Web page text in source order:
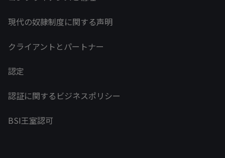
現代の奴隷制度に関する声明
クライアントとパートナー
認定
認証に関するビジネスポリシー
BSI王室認可